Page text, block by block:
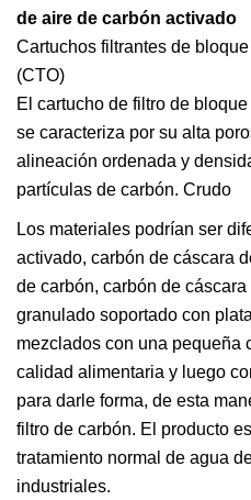
de aire de carbón activado
Cartuchos filtrantes de
(CTO)
El cartucho de filtro de
se caracteriza por su alta
alineación ordenada y
partículas de carbón. Crudo
Los materiales podrían ser
activado, carbón de cáscara
de carbón, carbón de
granulado soportado con
mezclados con una pequeña
calidad alimentaria y luego
para darle forma, de esta
filtro de carbón. El producto
tratamiento normal de agua
industriales.